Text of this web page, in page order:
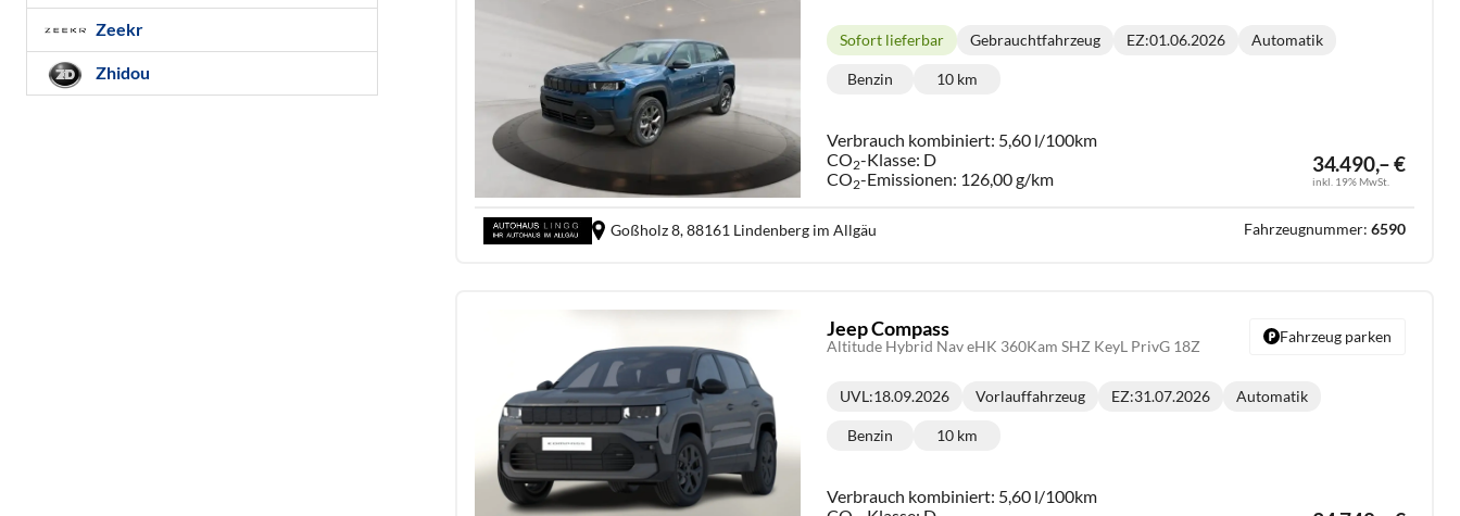
34.490,– €
inkl. 19% MwSt.
Lieferzeit:
Sofort lieferbar Gebrauchtfahrzeug EZ:01.06.2026 Automatik
Benzin 10 km
Verbrauch kombiniert: 5,60 l/100km
CO2-Klasse: D
CO2-Emissionen: 126,00 g/km
Goßholz 8,88161 Lindenberg im Allgäu Fahrzeugnummer: 6590
Jeep Compass
Altitude Hybrid Nav eHK 360Kam SHZ KeyL PrivG 18Z
UVL:18.09.2026 Vorlauffahrzeug EZ:31.07.2026 Automatik
Benzin 10 km
Verbrauch kombiniert: 5,60 l/100km
Fahrzeug parken
Zeekr
Zhidou